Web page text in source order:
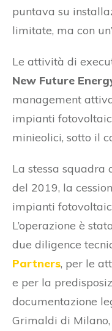
puntava su
limitate, ma con
Le attività di
New Future
management
impianti
minieolici, sotto il
La stessa squadra
del 2019, la
impianti
L’operazione è
due diligence
Partners, per le
e per la
documentazione
Grimaldi di